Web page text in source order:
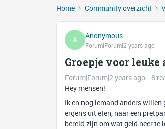
Home Community overzicht
A Anonymous
Forum|Forum|2 years ago
Groepje voor
Forum|Forum|2 years ago 8
Hey mensen!
Ik en nog iemand anders
ergens uit eten, naar een
bereid zijn om wat geld neer te